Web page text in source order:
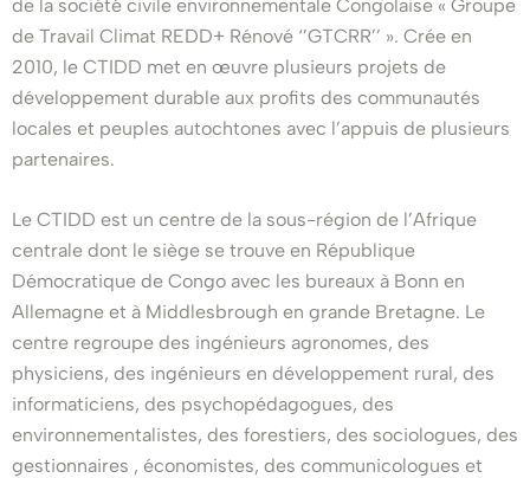
de la société civile environnementale Congolaise « Groupe
de Travail Climat REDD+ Rénové ‘’GTCRR’’ ». Crée en
2010, le CTIDD met en œuvre plusieurs projets de
développement durable aux profits des communautés
locales et peuples autochtones avec l’appuis de plusieurs
partenaires.
Le CTIDD est un centre de la sous-région de l’Afrique
centrale dont le siège se trouve en République
Démocratique de Congo avec les bureaux à Bonn en
Allemagne et à Middlesbrough en grande Bretagne. Le
centre regroupe des ingénieurs agronomes, des
physiciens, des ingénieurs en développement rural, des
informaticiens, des psychopédagogues, des
environnementalistes, des forestiers, des sociologues, des
gestionnaires , économistes, des communicologues et